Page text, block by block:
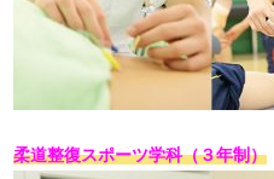
柔道整復スポーツ学科（３年制）